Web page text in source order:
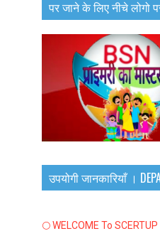
पर जाने के लिए नीचे लोगो
उपयोगी जानकारियाँ ।
🌕 WELCOME To SCERTUP